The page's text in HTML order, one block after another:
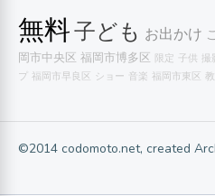
無料子ども お出かけ
岡市中央区 福岡市博多区 限定 子供 撮
プ 福岡市早良区 ショー 音楽 福岡市東区
©2014 codomoto.net, created